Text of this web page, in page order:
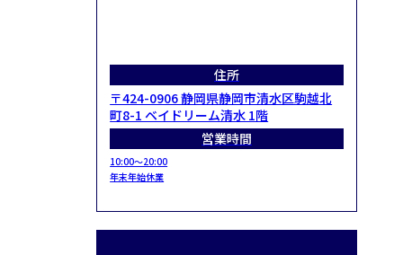
住所
〒424-0906 静岡県静岡市清水区駒越北
町8-1 ベイドリーム清水 1階
営業時間
10:00～20:00
年末年始休業